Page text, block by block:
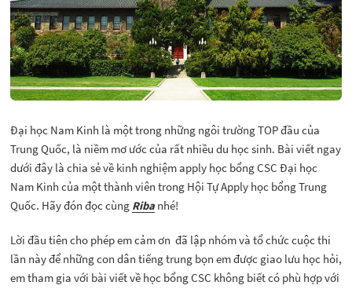
Đại học Nam Kinh là một trong những ngôi trường TOP đầu của
Trung Quốc, là niềm mơ ước của rất nhiều du học sinh. Bài viết ngay
dưới đây là chia sẻ về kinh nghiệm apply học bổng CSC Đại học
Nam Kinh của một thành viên trong Hội Tự Apply học bổng Trung
Quốc. Hãy đón đọc cùng Riba nhé!
Lời đầu tiên cho phép em cảm ơn đã lập nhóm và tổ chức cuộc thi
lần này để những con dân tiếng trung bọn em được giao lưu học hỏi,
em tham gia với bài viết về học bổng CSC không biết có phù hợp với